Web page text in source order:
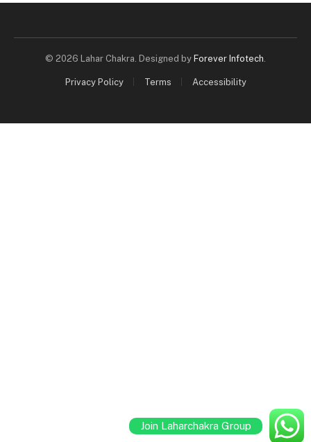
© 2026 Lahar Chakra. Designed by Forever Infotech
Privacy Policy Terms Accessibility
Join Laharchakra Group